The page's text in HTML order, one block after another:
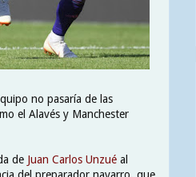
no pasaría de las
el Alavés y Manchester
de Juan Carlos Unzué al
del preparador navarro, que